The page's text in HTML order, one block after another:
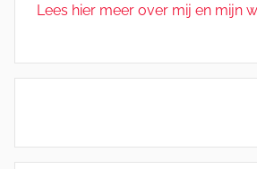
Lees hier meer over mij en mijn